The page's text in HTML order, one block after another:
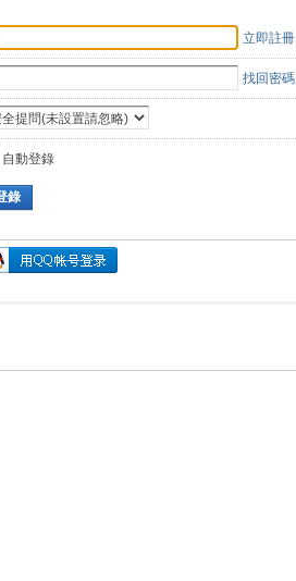
立即註冊
找回密碼
自動登錄
錄